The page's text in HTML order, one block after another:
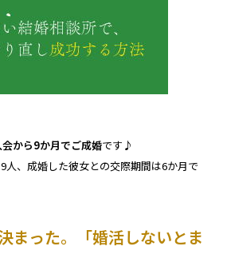
から9か月でご成婚です♪
人、成婚した彼女との交際期間は6か月で
まった。「婚活しないとま